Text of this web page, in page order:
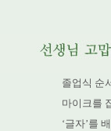
졸업식 순
마이크를
‘글자’를